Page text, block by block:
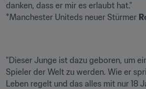
danken, dass er mir es erlaubt hat."
*Manchester Uniteds neuer Stürmer
"Dieser Junge ist dazu geboren, um
Spieler der Welt zu werden. Wie er
Leben regelt und das alles mit nur 18